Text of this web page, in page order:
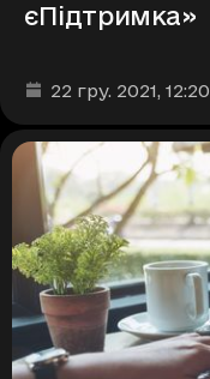
єПідтримка»
Дата та час
22 гру. 2021, 12:20